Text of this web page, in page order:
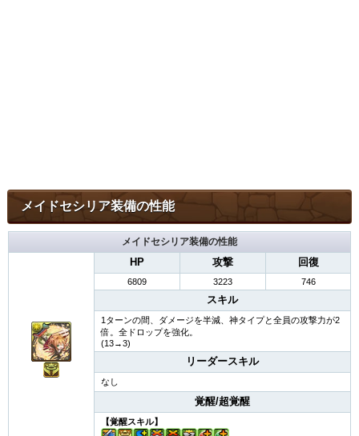
メイドセシリア装備の性能
メイドセシリア装備の性能
HP
攻撃 回復
6809 3223 746
スキル
1ターンの間、ダメージを半減、神タイプと全員の攻撃力が2
倍。全ドロップを強化。
(13→3)
リーダースキル
なし
覚醒/超覚醒
【覚醒スキル】